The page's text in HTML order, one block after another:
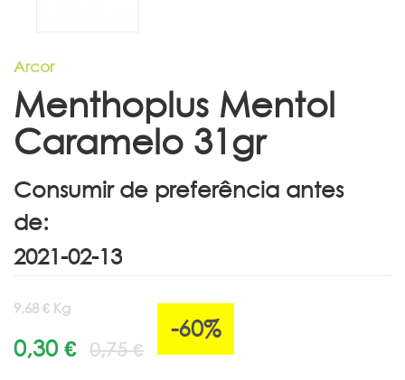
Arcor
Menthoplus Mentol
Caramelo 31gr
Consumir de preferência antes
de:
9,68 € Kg
0,30 € 0,75 €
-60%